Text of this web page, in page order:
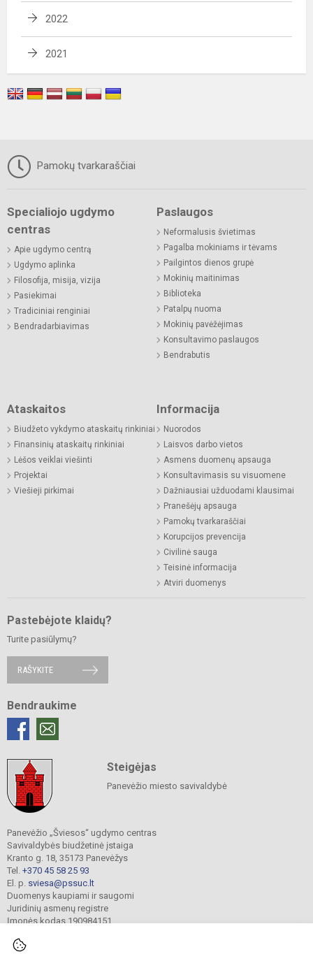
2022
2021
Pamokų tvarkaraščiai
Specialiojo ugdymo
centras
Apie ugdymo centrą
Ugdymo aplinka
Filosofija, misija, vizija
Pasiekimai
Tradiciniai renginiai
Bendradarbiavimas
Paslaugos
Neformalusis švietimas
Pagalba mokiniams ir tėvams
Pailgintos dienos grupė
Mokinių maitinimas
Biblioteka
Patalpų nuoma
Mokinių pavėžėjimas
Konsultavimo paslaugos
Bendrabutis
Ataskaitos
Biudžeto vykdymo ataskaitų rinkiniai
Finansinių ataskaitų rinkiniai
Lėšos veiklai viešinti
Projektai
Viešieji pirkimai
Informacija
Nuorodos
Laisvos darbo vietos
Asmens duomenų apsauga
Konsultavimasis su visuomene
Dažniausiai užduodami klausimai
Pranešėjų apsauga
Pamokų tvarkaraščiai
Korupcijos prevencija
Civilinė sauga
Teisinė informacija
Atviri duomenys
Pastebėjote klaidų?
Turite pasiūlymų?
RAŠYKITE
Bendraukime
Steigėjas
Panevėžio miesto savivaldybė
Panevėžio „Šviesos“ ugdymo centras
Savivaldybės biudžetinė įstaiga
Kranto g. 18, 35173 Panevėžys
Tel. +370 45 58 25 93
El. p. sviesa@pssuc.lt
Duomenys kaupiami ir saugomi
Juridinių asmenų registre
Įmonės kodas 190984151